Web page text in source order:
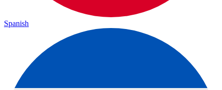
Spanish